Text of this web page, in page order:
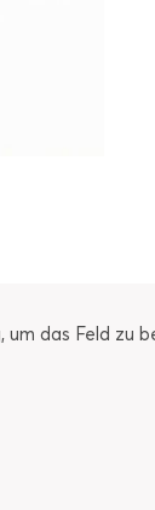
das Feld zu